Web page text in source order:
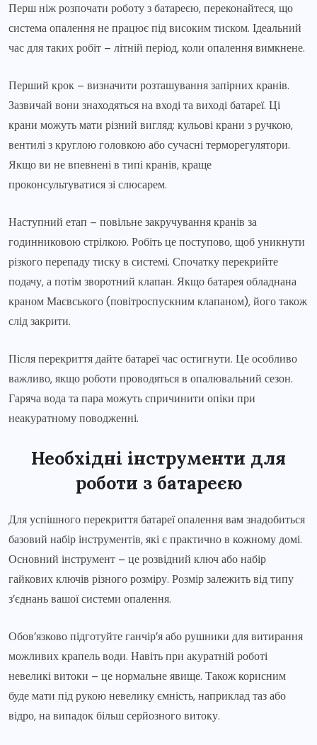
Перш ніж розпочати роботу з батареєю, переконайтеся, що
система опалення не працює під високим тиском. Ідеальний
час для таких робіт – літній період, коли опалення вимкнене.
Перший крок – визначити розташування запірних кранів.
Зазвичай вони знаходяться на вході та виході батареї. Ці
крани можуть мати різний вигляд: кульові крани з ручкою,
вентилі з круглою головкою або сучасні терморегулятори.
Якщо ви не впевнені в типі кранів, краще
проконсультуватися зі слюсарем.
Наступний етап – повільне закручування кранів за
годинниковою стрілкою. Робіть це поступово, щоб уникнути
різкого перепаду тиску в системі. Спочатку перекрийте
подачу, а потім зворотний клапан. Якщо батарея обладнана
краном Маєвського (повітроспускним клапаном), його також
слід закрити.
Після перекриття дайте батареї час остигнути. Це особливо
важливо, якщо роботи проводяться в опалювальний сезон.
Гаряча вода та пара можуть спричинити опіки при
неакуратному поводженні.
Необхідні інструменти для
роботи з батареєю
Для успішного перекриття батареї опалення вам знадобиться
базовий набір інструментів, які є практично в кожному домі.
Основний інструмент – це розвідний ключ або набір
гайкових ключів різного розміру. Розмір залежить від типу
з’єднань вашої системи опалення.
Обов’язково підготуйте ганчір’я або рушники для витирання
можливих крапель води. Навіть при акуратній роботі
невеликі витоки – це нормальне явище. Також корисним
буде мати під рукою невелику ємність, наприклад таз або
відро, на випадок більш серйозного витоку.